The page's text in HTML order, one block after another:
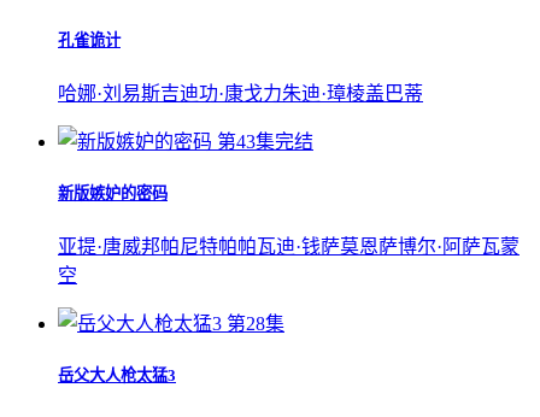
孔雀诡计
哈娜·刘易斯吉迪功·康戈力朱迪·璋棱盖巴蒂
第43集完结
新版嫉妒的密码
亚提·唐威邦帕尼特帕帕瓦迪·钱萨莫恩萨博尔·阿萨瓦蒙
空
第28集
岳父大人枪太猛3